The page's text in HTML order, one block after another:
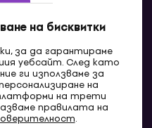
на бисквитки
за да гарантираме
уебсайт. След като
ги използваме за
на
на трети
правилата на
.